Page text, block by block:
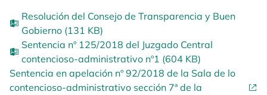
Resolución del Consejo de Transparencia y Buen
Gobierno (131 KB)
Sentencia nº 125/2018 del Juzgado Central
contencioso-administrativo nº1 (604 KB)
Sentencia en apelación nº 92/2018 de la Sala de lo
contencioso-administrativo sección 7ª de la